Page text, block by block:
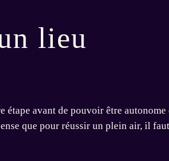
lieu
étape avant de pouvoir être
que pour réussir un plein air, il